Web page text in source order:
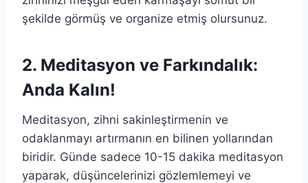
şekilde görmüş ve organize etmiş olursunuz.
2. Meditasyon ve Farkındalık:
Anda Kalın!
Meditasyon, zihni sakinleştirmenin ve
odaklanmayı artırmanın en bilinen yollarından
biridir. Günde sadece 10-15 dakika meditasyon
yaparak, düşüncelerinizi gözlemlemeyi ve